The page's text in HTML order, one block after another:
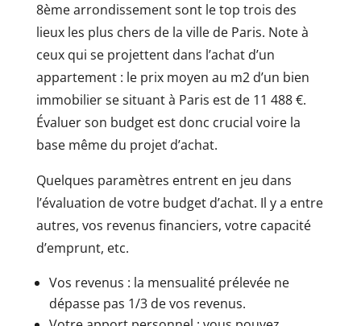
8ème arrondissement sont le top trois des
lieux les plus chers de la ville de Paris. Note à
ceux qui se projettent dans l’achat d’un
appartement : le prix moyen au m2 d’un bien
immobilier se situant à Paris est de 11 488 €.
Évaluer son budget est donc crucial voire la
base même du projet d’achat.
Quelques paramètres entrent en jeu dans
l’évaluation de votre budget d’achat. Il y a entre
autres, vos revenus financiers, votre capacité
d’emprunt, etc.
Vos revenus : la mensualité prélevée ne
dépasse pas 1/3 de vos revenus.